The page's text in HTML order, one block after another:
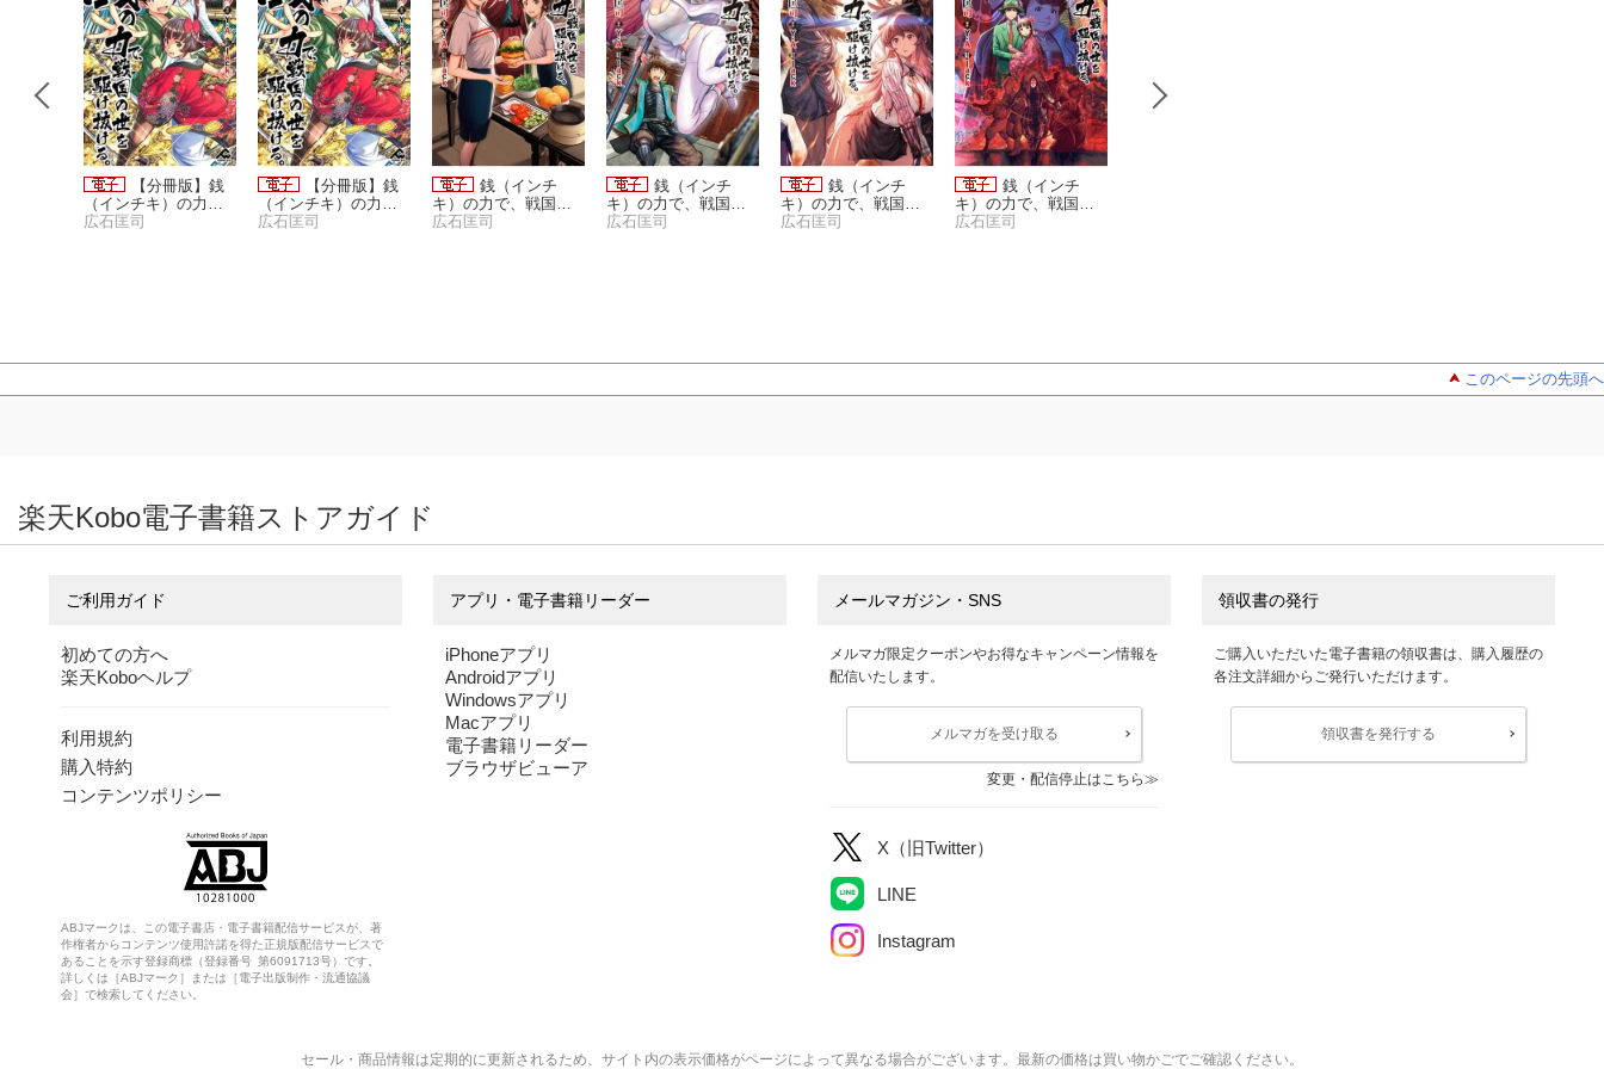
【分冊版】銭
（インチキ）の力
で、戦国の世を駆け
広石匡司
【分冊版】銭
（インチキ）の力
で、戦国の世を駆け
広石匡司
銭（インチ
キ）の力で、戦国の
世を駆け抜ける。 6
広石匡司
銭（インチ
キ）の力で、戦国の
世を駆け抜ける。 3
広石匡司
銭（インチ
キ）の力で、戦国の
世を駆け抜ける。 5
広石匡司
銭（インチ
キ）の力で、戦国の
世を駆け抜ける。 7
広石匡司
このページの先頭へ
楽天Kobo電子書籍ストアガイド
ご利用ガイド
初めての方へ
楽天Koboヘルプ
利用規約
購入特約
コンテンツポリシー
ABJマークは、この電子書店・電子書籍配信サービスが、著
作権者からコンテンツ使用許諾を得た正規版配信サービスで
あることを示す登録商標（登録番号 第6091713号）です。
詳しくは［ABJマーク］または［電子出版制作・流通協議
会］で検索してください。
アプリ・電子書籍リーダー
iPhoneアプリ
Androidアプリ
Windowsアプリ
Macアプリ
電子書籍リーダー
ブラウザビューア
メールマガジン・SNS
メルマガ限定クーポンやお得なキャンペーン情報を
配信いたします。
メルマガを受け取る
変更・配信停止はこちら
X（旧Twitter）
LINE
Instagram
領収書の発行
ご購入いただいた電子書籍の領収書は、購入履歴の
各注文詳細からご発行いただけます。
領収書を発行する
セール・商品情報は定期的に更新されるため、サイト内の表示価格がページによって異なる場合がございます。最新の価格は買い物かごでご確認ください。